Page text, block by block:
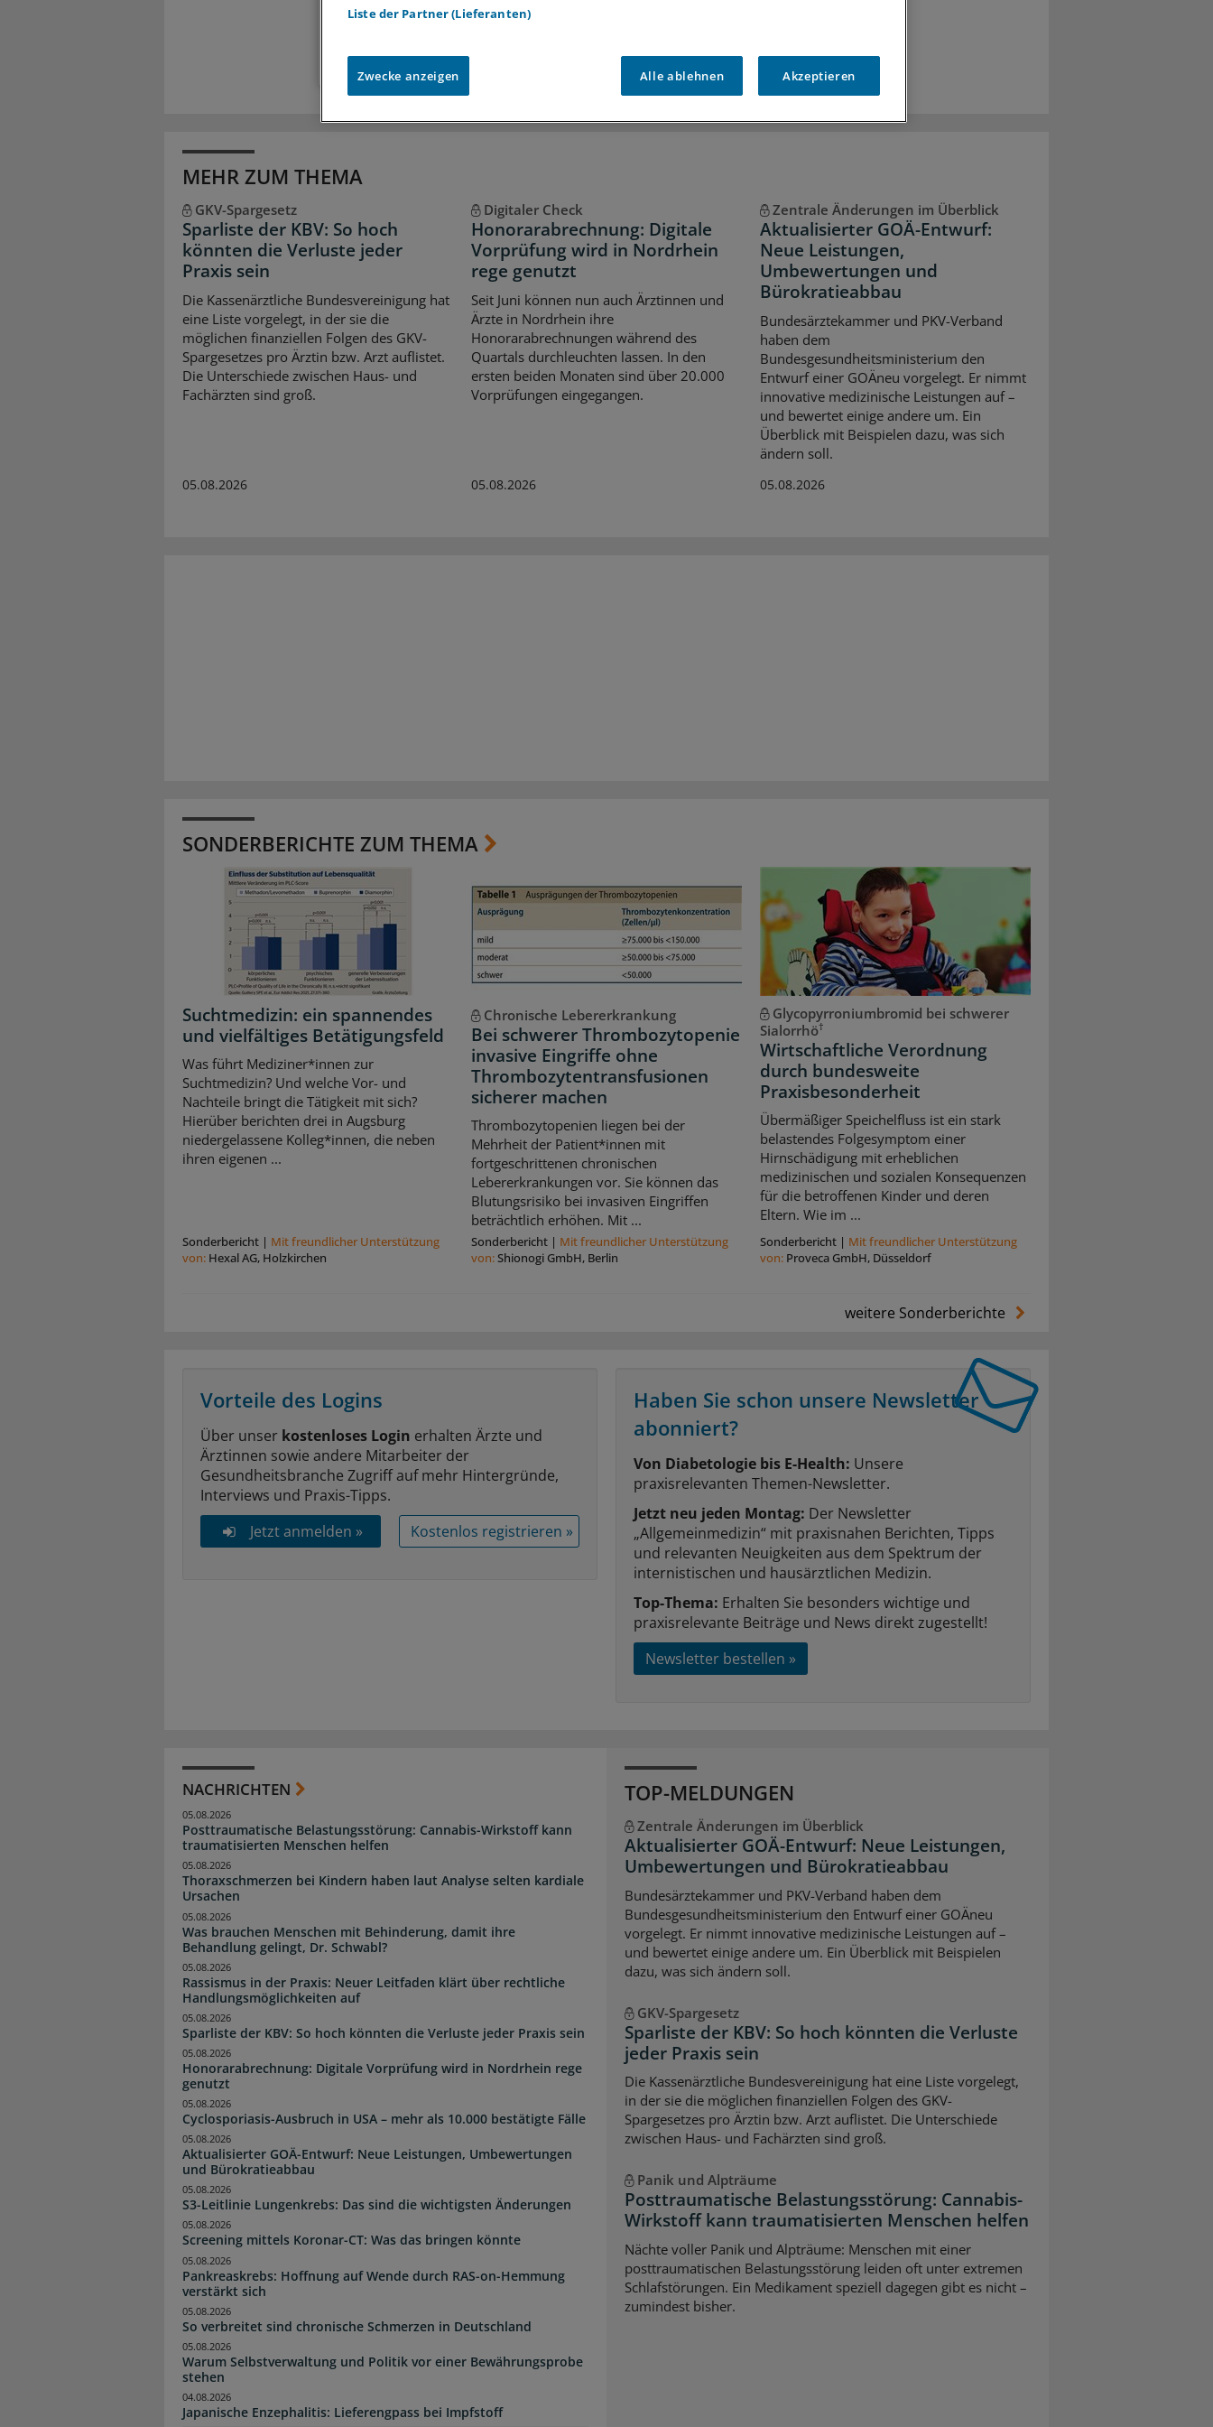
Zugriff auf allemedizinischen Berichte und Kommentare
Voraussetzungen für den Zugang
MEHR ZUM THEMA
GKV-Spargesetz
Sparliste der KBV: So hoch
könnten die Verluste jeder
Praxis sein
Die Kassenärztliche Bundesvereinigung hat
eine Liste vorgelegt, in der sie die
möglichen finanziellen Folgen des GKV-
Spargesetzes pro Ärztin bzw. Arzt auflistet.
Die Unterschiede zwischen Haus- und
Fachärzten sind groß.
05.08.2026
Digitaler Check
Honorarabrechnung: Digitale
Vorprüfung wird in Nordrhein
rege genutzt
Seit Juni können nun auch Ärztinnen und
Ärzte in Nordrhein ihre
Honorarabrechnungen während des
Quartals durchleuchten lassen. In den
ersten beiden Monaten sind über 20.000
Vorprüfungen eingegangen.
05.08.2026
Zentrale Änderungen im Überblick
Aktualisierter GOÄ-Entwurf:
Neue Leistungen,
Umbewertungen und
Bürokratieabbau
Bundesärztekammer und PKV-Verband
haben dem
Bundesgesundheitsministerium den
Entwurf einer GOÄneu vorgelegt. Er nimmt
innovative medizinische Leistungen auf –
und bewertet einige andere um. Ein
Überblick mit Beispielen dazu, was sich
ändern soll.
05.08.2026
SONDERBERICHTE ZUM THEMA
Suchtmedizin: ein spannendes
und vielfältiges Betätigungsfeld
Was führt Mediziner*innen zur
Suchtmedizin? Und welche Vor- und
Nachteile bringt die Tätigkeit mit sich?
Hierüber berichten drei in Augsburg
niedergelassene Kolleg*innen, die neben
ihren eigenen ...
Sonderbericht | Mit freundlicher Unterstützung
von: Hexal AG, Holzkirchen
Chronische Lebererkrankung
Bei schwerer Thrombozytopenie
invasive Eingriffe ohne
Thrombozytentransfusionen
sicherer machen
Thrombozytopenien liegen bei der
Mehrheit der Patient*innen mit
fortgeschrittenen chronischen
Lebererkrankungen vor. Sie können das
Blutungsrisiko bei invasiven Eingriffen
beträchtlich erhöhen. Mit ...
Sonderbericht| Mit freundlicher Unterstützung
von:Shionogi GmbH, Berlin
Glycopyrroniumbromid bei schwerer
Sialorrhö†
Wirtschaftliche Verordnung
durch bundesweite
Praxisbesonderheit
Übermäßiger Speichelfluss ist ein stark
belastendes Folgesymptom einer
Hirnschädigung mit erheblichen
medizinischen und sozialen Konsequenzen
für die betroffenen Kinder und deren
Eltern. Wie im ...
Sonderbericht| Mit freundlicher Unterstützung
von: Proveca GmbH, Düsseldorf
weitere Sonderberichte
Vorteile des Logins
Über unser kostenloses Login erhalten Ärzte und
Ärztinnen sowie andere Mitarbeiter der
Gesundheitsbranche Zugriff auf mehr Hintergründe,
Interviews und Praxis-Tipps.
Jetzt anmelden »
Kostenlos registrieren »
Haben Sie schon unsere Newsletter
abonniert?
Von Diabetologie bis E-Health: Unsere
praxisrelevanten Themen-Newsletter.
Jetzt neu jeden Montag: Der Newsletter
„Allgemeinmedizin“ mit praxisnahen Berichten, Tipps
und relevanten Neuigkeiten aus dem Spektrum der
internistischen und hausärztlichen Medizin.
Top-Thema: Erhalten Sie besonders wichtige und
praxisrelevante Beiträge und News direkt zugestellt!
Newsletter bestellen »
NACHRICHTEN
Posttraumatische Belastungsstörung: Cannabis-Wirkstoff kann
traumatisierten Menschen helfen
05.08.2026
Thoraxschmerzen bei Kindern haben laut Analyse selten kardiale
Ursachen
05.08.2026
Was brauchen Menschen mit Behinderung, damit ihre
Behandlung gelingt, Dr. Schwabl?
05.08.2026
Rassismus in der Praxis: Neuer Leitfaden klärt über rechtliche
Handlungsmöglichkeiten auf
05.08.2026
Sparliste der KBV: So hoch könnten die Verluste jeder Praxis sein
05.08.2026
Honorarabrechnung: Digitale Vorprüfung wird in Nordrhein rege
genutzt
05.08.2026
Cyclosporiasis-Ausbruch in USA – mehr als 10.000 bestätigte Fälle
05.08.2026
Aktualisierter GOÄ-Entwurf: Neue Leistungen, Umbewertungen
und Bürokratieabbau
05.08.2026
S3-Leitlinie Lungenkrebs: Das sind die wichtigsten Änderungen
05.08.2026
Screening mittels Koronar-CT: Was das bringen könnte
05.08.2026
Pankreaskrebs: Hoffnung auf Wende durch RAS-on-Hemmung
verstärkt sich
05.08.2026
So verbreitet sind chronische Schmerzen in Deutschland
05.08.2026
Warum Selbstverwaltung und Politik vor einer Bewährungsprobe
stehen
05.08.2026
Japanische Enzephalitis: Lieferengpass bei Impfstoff
04.08.2026
TOP-MELDUNGEN
Zentrale Änderungen im Überblick
Aktualisierter GOÄ-Entwurf: Neue Leistungen,
Umbewertungen und Bürokratieabbau
Bundesärztekammer und PKV-Verband haben dem
Bundesgesundheitsministerium den Entwurf einer GOÄneu
vorgelegt. Er nimmt innovative medizinische Leistungen auf –
und bewertet einige andere um. Ein Überblick mit Beispielen
dazu, was sich ändern soll.
GKV-Spargesetz
Sparliste der KBV: So hoch könnten die Verluste
jeder Praxis sein
Die Kassenärztliche Bundesvereinigung hat eine Liste vorgelegt,
in der sie die möglichen finanziellen Folgen des GKV-
Spargesetzes pro Ärztin bzw. Arzt auflistet. Die Unterschiede
zwischen Haus- und Fachärzten sind groß.
Panik und Alpträume
Posttraumatische Belastungsstörung: Cannabis-
Wirkstoff kann traumatisierten Menschen helfen
Nächte voller Panik und Alpträume: Menschen mit einer
posttraumatischen Belastungsstörung leiden oft unter extremen
Schlafstörungen. Ein Medikament speziell dagegen gibt es nicht –
zumindest bisher.
Liste der Partner (Lieferanten)
Zwecke anzeigen Alle ablehnen Akzeptieren